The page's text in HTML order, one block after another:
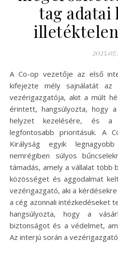
tag
A Co-op vezetője az első interjújában a támadás után
kifejezte mély sajnálatát az
vezérigazgatója, akit a múlt
érintett, hangsúlyozta, hogy
helyzet kezelésére, és a
legfontosabb prioritásuk. A
Királyság egyik legnagyobb
nemrégiben súlyos
támadás, amely a vállalat
közösséget és aggodalmat
vezérigazgató, aki a
a cég azonnali intézkedéseket
hangsúlyozta, hogy a
biztonságot és a védelmet,
Az interjú során a